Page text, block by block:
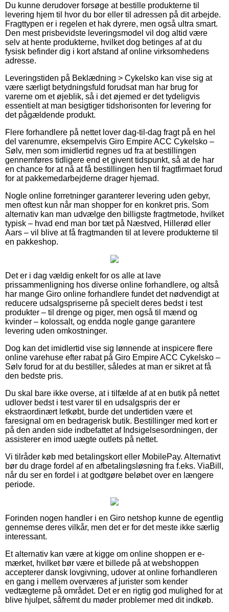
Du kunne derudover forsøge at bestille produkterne til
levering hjem til hvor du bor eller til adressen på dit arbejde.
Fragttypen er i regelen et hak dyrere, men også ultra smart.
Den mest prisbevidste leveringsmodel vil dog altid være
selv at hente produkterne, hvilket dog betinges af at du
fysisk befinder dig i kort afstand af online virksomhedens
adresse.
Leveringstiden på Beklædning > Cykelsko kan vise sig at
være særligt betydningsfuld forudsat man har brug for
varerne om et øjeblik, så i det øjemed er det tydeligvis
essentielt at man besigtiger tidshorisonten for levering for
det pågældende produkt.
Flere forhandlere på nettet lover dag-til-dag fragt på en hel
del varenumre, eksempelvis Giro Empire ACC Cykelsko –
Sølv, men som imidlertid regnes ud fra at bestillingen
gennemføres tidligere end et givent tidspunkt, så at de har
en chance for at nå at få bestillingen hen til fragtfirmaet forud
for at pakkemedarbejderne drager hjemad.
Nogle online forretninger garanterer levering uden gebyr,
men oftest kun når man shopper for en konkret pris. Som
alternativ kan man udvælge den billigste fragtmetode, hvilket
typisk – hvad end man bor tæt på Næstved, Hillerød eller
Aars – vil blive at få fragtmanden til at levere produkterne til
en pakkeshop.
Det er i dag vældig enkelt for os alle at lave
prissammenligning hos diverse online forhandlere, og altså
har mange Giro online forhandlere fundet det nødvendigt at
reducere udsalgspriserne på specielt deres bedst i test
produkter – til drenge og piger, men også til mænd og
kvinder – kolossalt, og endda nogle gange garantere
levering uden omkostninger.
Dog kan det imidlertid vise sig lønnende at inspicere flere
online varehuse efter rabat på Giro Empire ACC Cykelsko –
Sølv forud for at du bestiller, således at man er sikret at få
den bedste pris.
Du skal bare ikke overse, at i tilfælde af at en butik på nettet
udlover bedst i test varer til en udsalgspris der er
ekstraordinært letkøbt, burde det undertiden være et
faresignal om en bedragerisk butik. Bestillinger med kort er
på den anden side indbefattet af Indsigelsesordningen, der
assisterer en imod uægte outlets på nettet.
Vi tilråder køb med betalingskort eller MobilePay. Alternativt
bør du drage fordel af en afbetalingsløsning fra f.eks. ViaBill,
når du ser en fordel i at godtgøre beløbet over en længere
periode.
Forinden nogen handler i en Giro netshop kunne de egentlig
gennemse deres vilkår, men det er for det meste ikke særlig
interessant.
Et alternativ kan være at kigge om online shoppen er e-
mærket, hvilket bør være et billede på at webshoppen
accepterer dansk lovgivning, udover at online forhandleren
en gang i mellem overværes af jurister som kender
vedtægterne på området. Det er en rigtig god mulighed for at
blive hjulpet, såfremt du møder problemer med dit indkøb.